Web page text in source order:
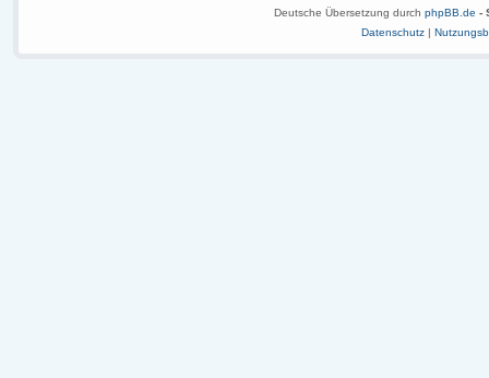
Deutsche Übersetzung durch phpBB.de -
Datenschutz|